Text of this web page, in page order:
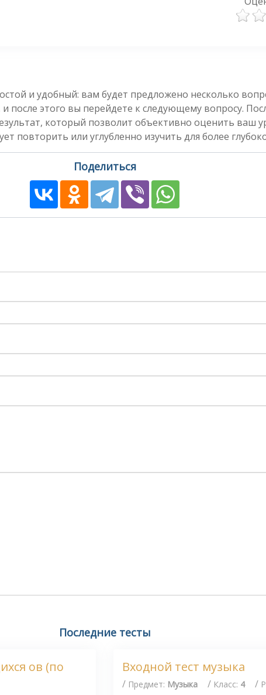
и удобный: вам будет предложено несколько
этого вы перейдете к следующему вопросу.
который позволит объективно оценить ваш
повторить или углубленно изучить для более
Поделиться
Последние тесты
ов (по
Входной тест музыка
/ Предмет: Музыка / Класс: 4 /